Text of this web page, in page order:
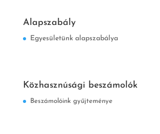
Alapszabály
Egyesületünk alapszabálya
Közhasznúsági beszámolók
Beszámolóink gyűjteménye